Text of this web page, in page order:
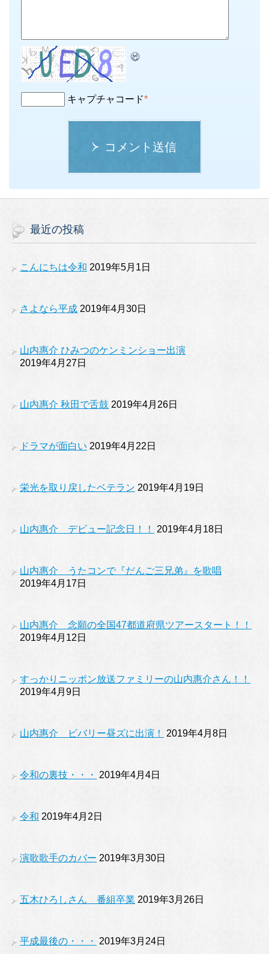
キャプチャコード*
コメント送信
最近の投稿
こんにちは令和 2019年5月1日
さよなら平成 2019年4月30日
山内惠介 ひみつのケンミンショー出演
2019年4月27日
山内惠介 秋田で舌鼓 2019年4月26日
ドラマが面白い 2019年4月22日
栄光を取り戻したベテラン 2019年4月19日
山内惠介 デビュー記念日！！ 2019年4月18日
山内惠介 うたコンで『だんご三兄弟』を歌唱
2019年4月17日
山内惠介 念願の全国47都道府県ツアースタート！！
2019年4月12日
すっかりニッポン放送ファミリーの山内惠介さん！！
2019年4月9日
山内惠介 ビバリー昼ズに出演！ 2019年4月8日
令和の裏技・・・ 2019年4月4日
令和 2019年4月2日
演歌歌手のカバー 2019年3月30日
五木ひろしさん 番組卒業 2019年3月26日
平成最後の・・・ 2019年3月24日